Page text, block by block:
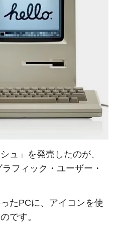
ュ」を発売したのが、
フィック・ユーザー・
たPCに、アイコンを使
です。